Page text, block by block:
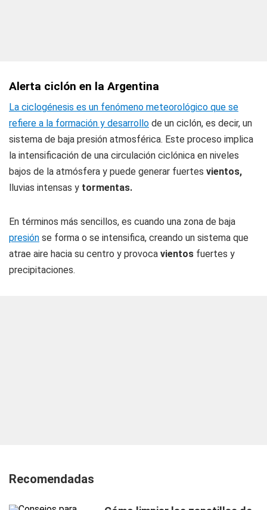
Alerta ciclón en la Argentina
La ciclogénesis es un fenómeno meteorológico que se
refiere a la formación y desarrollo de un ciclón, es decir, un
sistema de baja presión atmosférica. Este proceso implica
la intensificación de una circulación ciclónica en niveles
bajos de la atmósfera y puede generar fuertes vientos,
lluvias intensas y tormentas.
En términos más sencillos, es cuando una zona de baja
presión se forma o se intensifica, creando un sistema que
atrae aire hacia su centro y provoca vientos fuertes y
precipitaciones.
Recomendadas